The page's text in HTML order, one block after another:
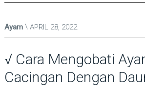
Ayam APRIL 28, 2022
√ Cara Mengobati
Cacingan Dengan